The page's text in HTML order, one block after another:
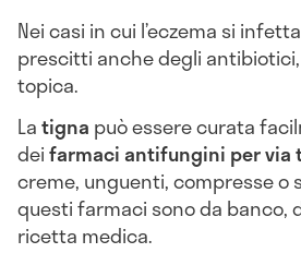
Nei casi in cui l’eczema si
prescitti anche degli
topica.
Latigna può essere curata
deifarmaci antifungini per via
creme, unguenti, compresse o
questi farmaci sono da banco,
ricetta medica.